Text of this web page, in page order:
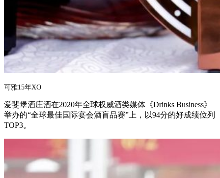
可雅15年XO
爱斐堡酒庄酒在2020年全球权威酒类媒体《Drinks Business》
举办的“全球最佳国际宴会酒盲品赛”上，以94分的好成绩位列
TOP3。